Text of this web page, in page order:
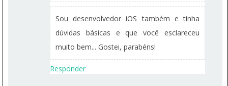
Sou desenvolvedor iOS também e tinha
dúvidas básicas e que você esclareceu
muito bem... Gostei, parabéns!
Responder